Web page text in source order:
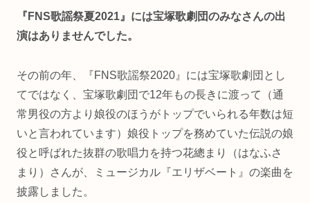
『FNS歌謡祭夏2021』には宝塚歌劇団のみなさんの出
演はありませんでした。
その前の年、『FNS歌謡祭2020』には宝塚歌劇団とし
てではなく、宝塚歌劇団で12年もの長きに渡って（通
常男役の方より娘役のほうがトップでいられる年数は短
いと言われています）娘役トップを務めていた伝説の娘
役と呼ばれた抜群の歌唱力を持つ花總まり（はなふさ
まり）さんが、ミュージカル『エリザベート』の楽曲を
披露しました。